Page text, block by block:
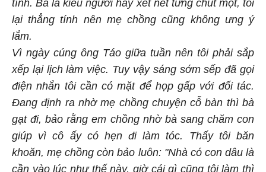
lại thẳng tính nên mẹ chồng cũng không ưng ý
lắm.
Vì ngày cúng ông Táo giữa tuần nên tôi phải sắp
xếp lại lịch làm việc. Tuy vậy sáng sớm sếp đã gọi
điện nhắn tôi cần có mặt để họp gấp với đối tác.
Đang định ra nhờ mẹ chồng chuyện cỗ bàn thì bà
gạt đi, bảo rằng em chồng nhờ bà sang chăm con
giúp vì cô ấy có hẹn đi làm tóc. Thấy tôi băn
khoăn, mẹ chồng còn bảo luôn: "Nhà có con dâu là
cần vào lúc như thế này, giờ cái gì cũng tôi làm thì